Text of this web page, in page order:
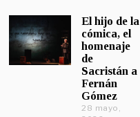
El hijo de la
cómica, el
homenaje
de
Sacristán a
Fernán
Gómez
28 mayo,